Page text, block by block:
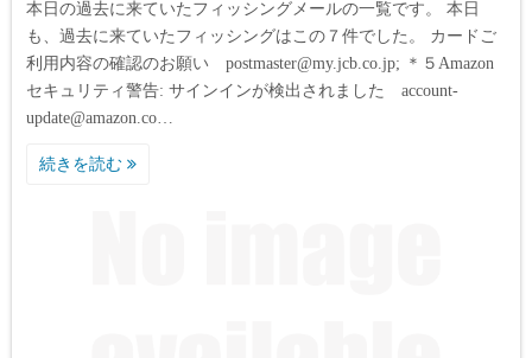
本日の過去に来ていたフィッシングメールの一覧です。 本日
も、過去に来ていたフィッシングはこの７件でした。 カードご
利用内容の確認のお願い postmaster@my.jcb.co.jp; ＊５Amazon
セキュリティ警告: サインインが検出されました account-
update@amazon.co…
続きを読む